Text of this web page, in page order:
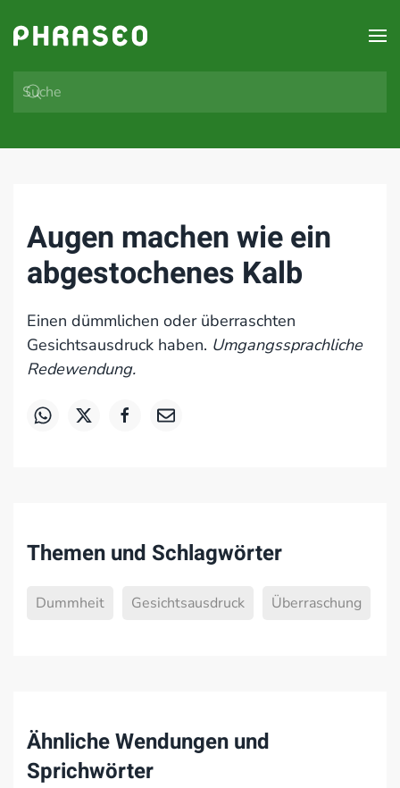
Zum Hauptinhalt springen
Augen machen wie ein
abgestochenes Kalb
Einen dümmlichen oder überraschten
Gesichtsausdruck haben. Umgangssprachliche
Redewendung.
Themen und Schlagwörter
Dummheit Gesichtsausdruck Überraschung
Ähnliche Wendungen und
Sprichwörter